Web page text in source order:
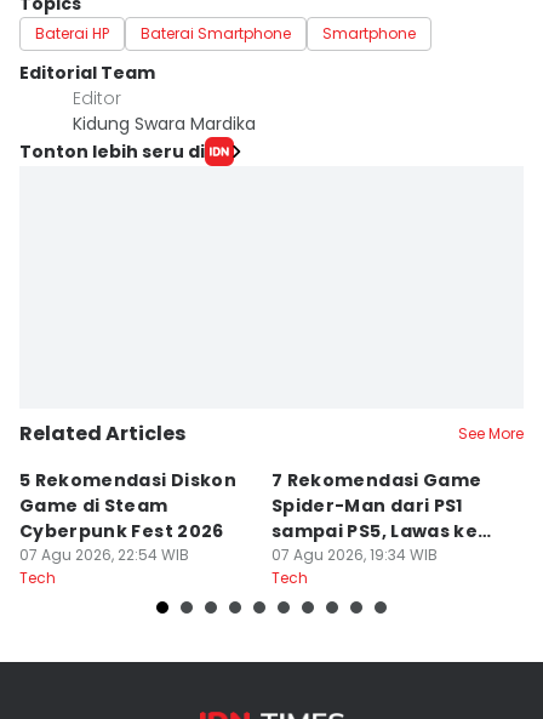
Baterai HP Baterai Smartphone Smartphone
Editorial Team
Editor
Kidung Swara Mardika
Tonton lebih seru di
Related Articles See More
5 Rekomendasi Diskon
Game di Steam
Cyberpunk Fest 2026
07 Agu 2026, 22:54 WIB
Tech
7 Rekomendasi Game
Spider-Man dari PS1
sampai PS5, Lawas ke
Modern
07 Agu 2026, 19:34 WIB
Tech